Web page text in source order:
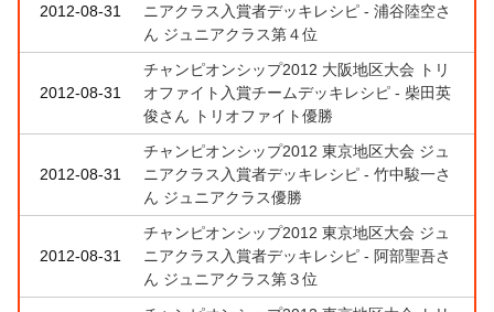
2012-08-31
ニアクラス入賞者デッキレシピ - 浦谷陸空さ
ん ジュニアクラス第４位
2012-08-31
チャンピオンシップ2012 大阪地区大会 トリ
オファイト入賞チームデッキレシピ - 柴田英
俊さん トリオファイト優勝
2012-08-31
チャンピオンシップ2012 東京地区大会 ジュ
ニアクラス入賞者デッキレシピ - 竹中駿一さ
ん ジュニアクラス優勝
2012-08-31
チャンピオンシップ2012 東京地区大会 ジュ
ニアクラス入賞者デッキレシピ - 阿部聖吾さ
ん ジュニアクラス第３位